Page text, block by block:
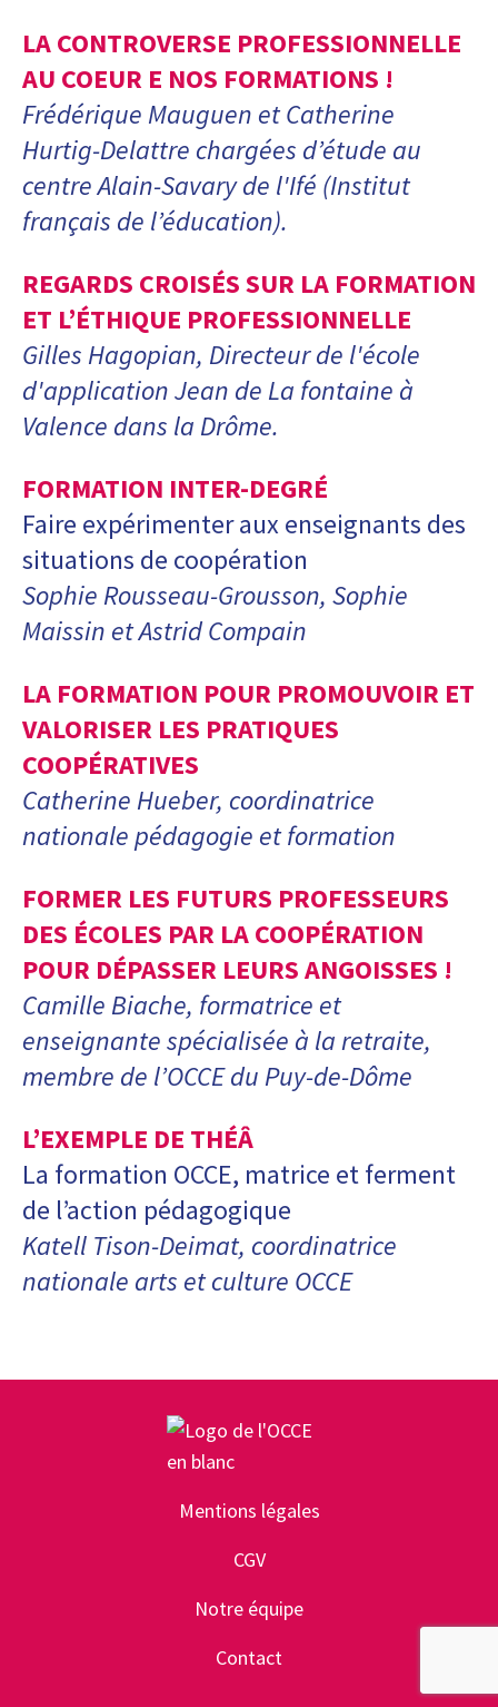
LA CONTROVERSE PROFESSIONNELLE
AU COEUR E NOS FORMATIONS !
Frédérique Mauguen et Catherine
Hurtig-Delattre chargées d’étude au
centre Alain-Savary de l'Ifé (Institut
français de l’éducation).
REGARDS CROISÉS SUR LA FORMATION
ET L’ÉTHIQUE PROFESSIONNELLE
Gilles Hagopian, Directeur de l'école
d'application Jean de La fontaine à
Valence dans la Drôme.
FORMATION INTER-DEGRÉ
Faire expérimenter aux enseignants des
situations de coopération
Sophie Rousseau-Grousson, Sophie
Maissin et Astrid Compain
LA FORMATION POUR PROMOUVOIR ET
VALORISER LES PRATIQUES
COOPÉRATIVES
Catherine Hueber, coordinatrice
nationale pédagogie et formation
FORMER LES FUTURS PROFESSEURS
DES ÉCOLES PAR LA COOPÉRATION
POUR DÉPASSER LEURS ANGOISSES !
Camille Biache, formatrice et
enseignante spécialisée à la retraite,
membre de l’OCCE du Puy-de-Dôme
L’EXEMPLE DE THÉÂ
La formation OCCE, matrice et ferment
de l’action pédagogique
Katell Tison-Deimat, coordinatrice
nationale arts et culture OCCE
Mentions légales
CGV
Notre équipe
Contact